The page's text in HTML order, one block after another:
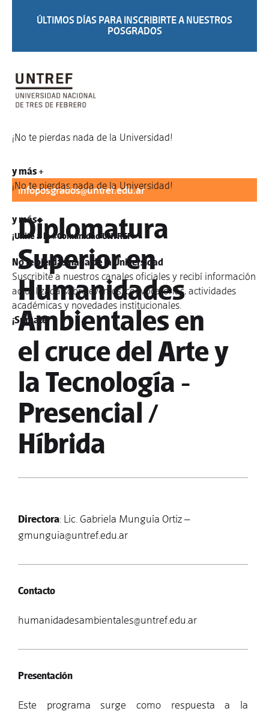
ÚLTIMOS DÍAS PARA INSCRIBIRTE A NUESTROS
POSGRADOS
¡No te pierdas nada de la Universidad!
y más +
¡No te pierdas nada de la Universidad!
y más +
¡Unite a la #Comunidad UNTREF!
No te pierdas nada de la Universidad
Suscribite a nuestros canales oficiales y recibí información
actualizada sobre eventos, convocatorias, actividades
académicas y novedades institucionales.
¡Sumate!
Para informes:
infoposgrados@untref.edu.ar
Diplomatura
Superior en
Humanidades
Ambientales en
el cruce del Arte y
la Tecnología -
Presencial /
Híbrida
Directora: Lic. Gabriela Munguía Ortiz –
gmunguia@untref.edu.ar
Contacto
humanidadesambientales@untref.edu.ar
Presentación
Este programa surge como respuesta a la